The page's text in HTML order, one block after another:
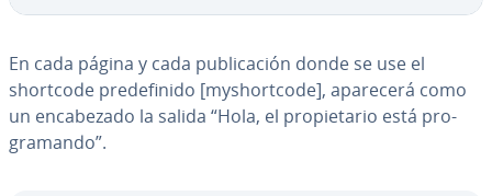
En cada página y cada pu­bli­ca­ción donde se use el
shortcode pre­de­fi­ni­do [my­sho­r­t­co­de], aparecerá como
un en­ca­be­za­do la salida “Hola, el pro­pie­ta­rio está pro­
gra­ma­n­do”.